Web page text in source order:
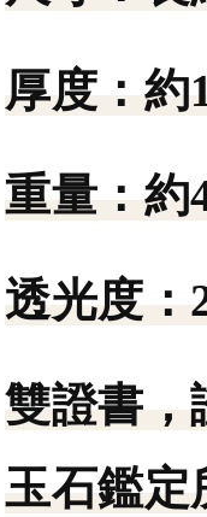
厚度： 約
重量： 約
透光度：
雙證書，
玉石鑑定